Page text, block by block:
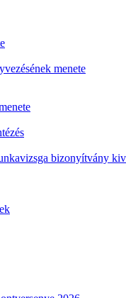
menete
bizonyítvány